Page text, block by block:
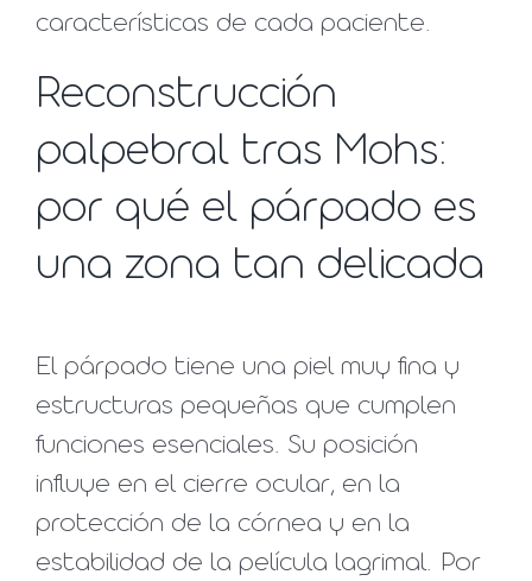
características de cada paciente.
Reconstrucción
palpebral tras Mohs:
por qué el párpado es
una zona tan delicada
El párpado tiene una piel muy fina y
estructuras pequeñas que cumplen
funciones esenciales. Su posición
influye en el cierre ocular, en la
protección de la córnea y en la
estabilidad de la película lagrimal. Por